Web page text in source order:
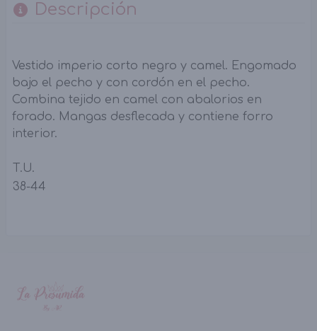
Descripción
Vestido imperio corto negro y camel. Engomado
bajo el pecho y con cordón en el pecho.
Combina tejido en camel con abalorios en
forado. Mangas desflecada y contiene forro
interior.
T.U.
38-44